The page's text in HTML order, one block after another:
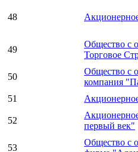
48
49
Общество с
Торговое
50
Общество с
компания
51
52
первый век"
53
Общество с